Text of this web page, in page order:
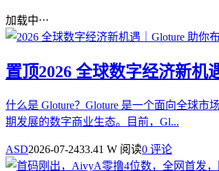
加载中⋅⋅⋅
置顶2026 全球数字经济新机
什么是 Gloture？Gloture 是一个面向全球
期发展的数字商业生态。目前，Gl...
ASD2026-07-2433.41 W 阅读0 评论